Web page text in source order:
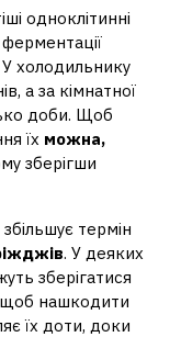
одноклітинні
У холодильнику
а за кімнатної
доби. Щоб
їх можна,
зберігши
термін
. У деяких
зберігатися
щоб нашкодити
їх доти, доки